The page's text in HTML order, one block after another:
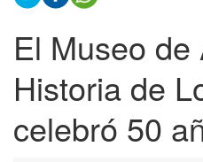
El Museo de
Historia de
celebró 50